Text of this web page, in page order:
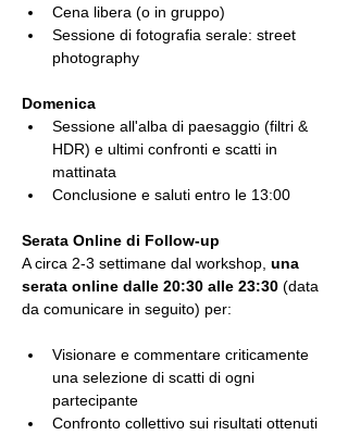
Cena libera (o in gruppo)
Sessione di fotografia serale: street
photography
Domenica
Sessione all'alba di paesaggio (filtri &
HDR) e ultimi confronti e scatti in
mattinata
Conclusione e saluti entro le 13:00
Serata Online di Follow-up
A circa 2-3 settimane dal workshop, una
serata online dalle 20:30 alle 23:30 (data
da comunicare in seguito) per:
Visionare e commentare criticamente
una selezione di scatti di ogni
partecipante
Confronto collettivo sui risultati ottenuti